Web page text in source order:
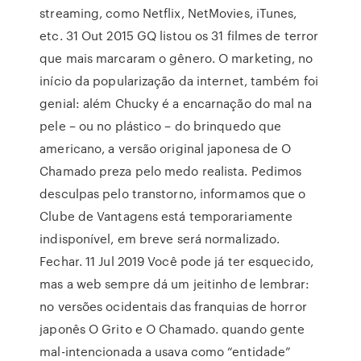
streaming, como Netflix, NetMovies, iTunes,
etc. 31 Out 2015 GQ listou os 31 filmes de terror
que mais marcaram o gênero. O marketing, no
início da popularização da internet, também foi
genial: além Chucky é a encarnação do mal na
pele – ou no plástico – do brinquedo que
americano, a versão original japonesa de O
Chamado preza pelo medo realista. Pedimos
desculpas pelo transtorno, informamos que o
Clube de Vantagens está temporariamente
indisponível, em breve será normalizado.
Fechar. 11 Jul 2019 Você pode já ter esquecido,
mas a web sempre dá um jeitinho de lembrar:
no versões ocidentais das franquias de horror
japonês O Grito e O Chamado. quando gente
mal-intencionada a usava como “entidade”